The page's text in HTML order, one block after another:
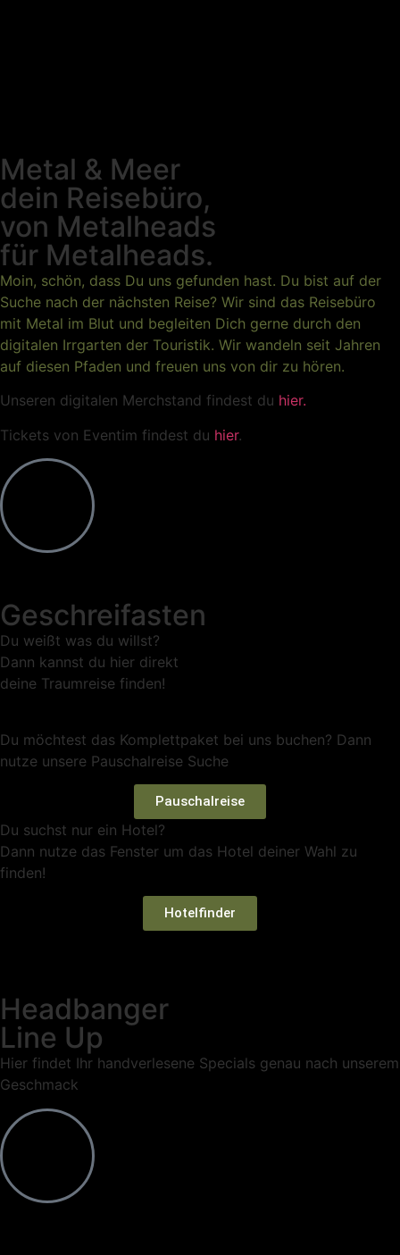
Metal & Meer
dein Reisebüro,
von Metalheads
für Metalheads.
Moin, schön, dass Du uns gefunden hast. Du bist auf der
Suche nach der nächsten Reise? Wir sind das Reisebüro
mit Metal im Blut und begleiten Dich gerne durch den
digitalen Irrgarten der Touristik. Wir wandeln seit Jahren
auf diesen Pfaden und freuen uns von dir zu hören.
Unseren digitalen Merchstand findest du hier.
Tickets von Eventim findest du hier.
Geschreifasten
Du weißt was du willst?
Dann kannst du hier direkt
deine Traumreise finden!
Du möchtest das Komplettpaket bei uns buchen? Dann
nutze unsere Pauschalreise Suche
Pauschalreise
Du suchst nur ein Hotel?
Dann nutze das Fenster um das Hotel deiner Wahl zu
finden!
Hotelfinder
Headbanger
Line Up
Hier findet Ihr handverlesene Specials genau nach unserem
Geschmack